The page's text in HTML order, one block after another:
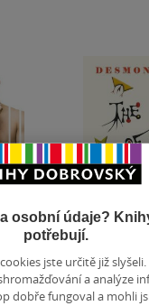
The Lives
osobní údaje?
potřebují.
jste určitě již
a analýze
dobře fungoval a mohli